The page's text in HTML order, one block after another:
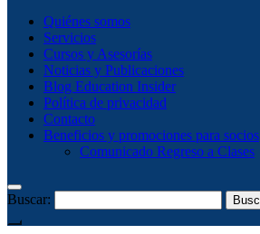
Quiénes somos
Servicios
Cursos y Asesorías
Noticias y Publicaciones
Blog Education Insider
Política de privacidad
Contacto
Beneficios y promociones para socios
Comunicado Regreso a Clases
Buscar: